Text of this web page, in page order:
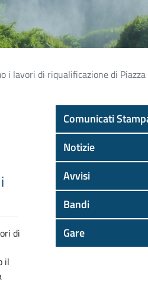
lavori di riqualificazione di Piazza
di
il
Comunicati
Notizie
Avvisi
Bandi
Gare